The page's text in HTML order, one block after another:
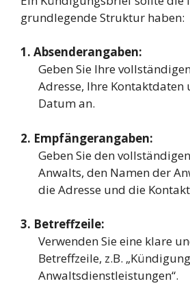
grundlegende Struktur haben:
1. Absenderangaben:
Geben Sie Ihre
Adresse, Ihre Kontaktdaten
Datum an.
2. Empfängerangaben:
Geben Sie den
Anwalts, den Namen der
die Adresse und die
3. Betreffzeile:
Verwenden Sie eine klare
Betreffzeile, z.B.
Anwaltsdienstleistungen“.